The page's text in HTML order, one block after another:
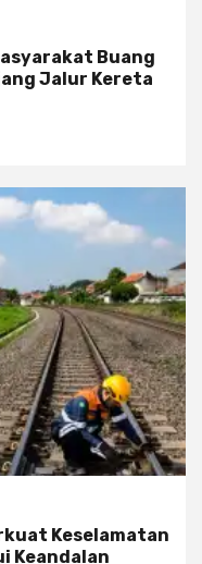
Buang
Jalur Kereta
Keselamatan
Keandalan